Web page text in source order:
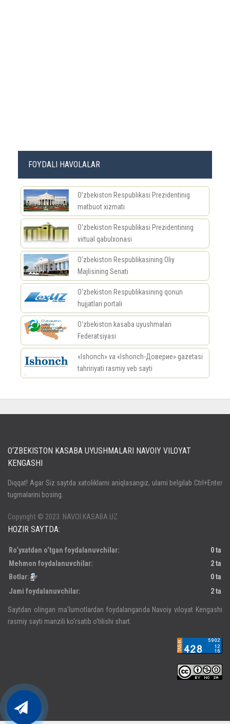
FOYDALI HAVOLALAR
O‘zbekiston Respublikasi Prezidentinig
matbuot xizmati
O‘zbekiston Respublikasi Prezidentining
virtual qabulxonasi
O‘zbekiston Respublikasining Oliy
Majlisining Senati
O‘zbekiston Respublikasining qonun
hujjatlari portali
O‘zbekiston kasaba uyushmalari
Federatsiyasi
«Ishonch» va «Ishonch-Доверие» gazetasi
tahririyati rasmiy veb sayti
Паролни унутдингизми?
O‘ZBEKISTON KASABA UYUSHMALARI NAVOIY VILOYAT
KENGASHI
Diqqat! Agar Siz saytda xatoliklarni aniqlasangiz, ularni belgilab Ctrl+Enter
tugmalarini bosing.
Copyright © 2023. NAVOI.KASABA.UZ
HOZIR SAYTDA:
Ro‘yxatdan o‘tgan foydalanuvchilar:
0 ta
Mehmon foydalanuvchilar:
2 ta
Botlar:
0 ta
Jami foydalanuvchilar:
2 ta
Saytdan olingan ma‘lumotlardan foydalanganda Navoiy viloyat Kengashi
rasmiy sayti manzili ko‘rsatib o‘tilishi shart.